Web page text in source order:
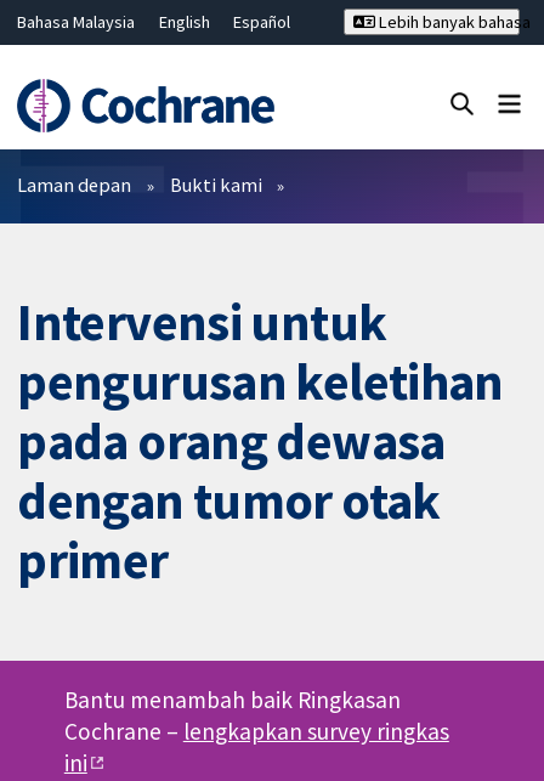
Bahasa Malaysia English
Español
Hrvatski
Deutsch ไทย
繁體中文
简体中文
Lebih banyak bahasa
Penapis
Laman depan Bukti kami
Intervensi untuk
pengurusan keletihan
pada orang dewasa
dengan tumor otak
primer
Bantu menambah baik Ringkasan
Cochrane – lengkapkan survey ringkas
ini